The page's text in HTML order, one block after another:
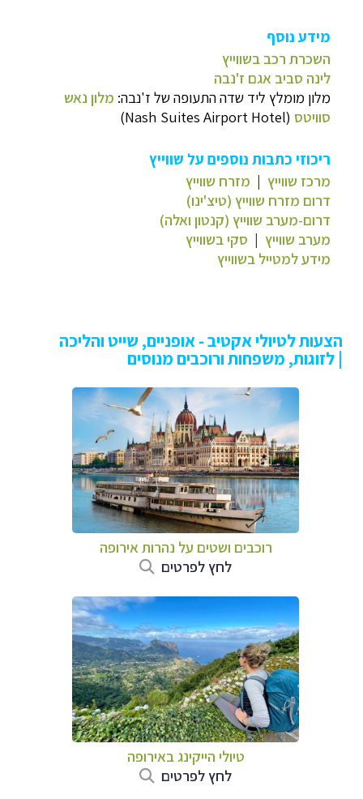
מידע נוסף
השכרת רכב בשווייץ
לינה סביב אגם ז'נבה
מלון מומלץ ליד שדה התעופה של ז'נבה: מלון נאש
סוויטס (
Nash Suites Airport Hotel
)
ריכוזי כתבות נוספים על שווייץ
מרכז שווייץ | מזרח שווייץ
דרום מזרח שווייץ (טיצ'ינו)
דרום-מערב שווייץ (קנטון ואלה)
מערב שווייץ | סקי בשווייץ
מידע למטייל בשווייץ
הצעות לטיולי אקטיב - אופניים, שייט והליכה
| לזוגות, משפחות ורוכבים מנוסים
רוכבים ושטים על נהרות אירופה
לחץ לפרטים
טיולי הייקינג באירופה
לחץ לפרטים